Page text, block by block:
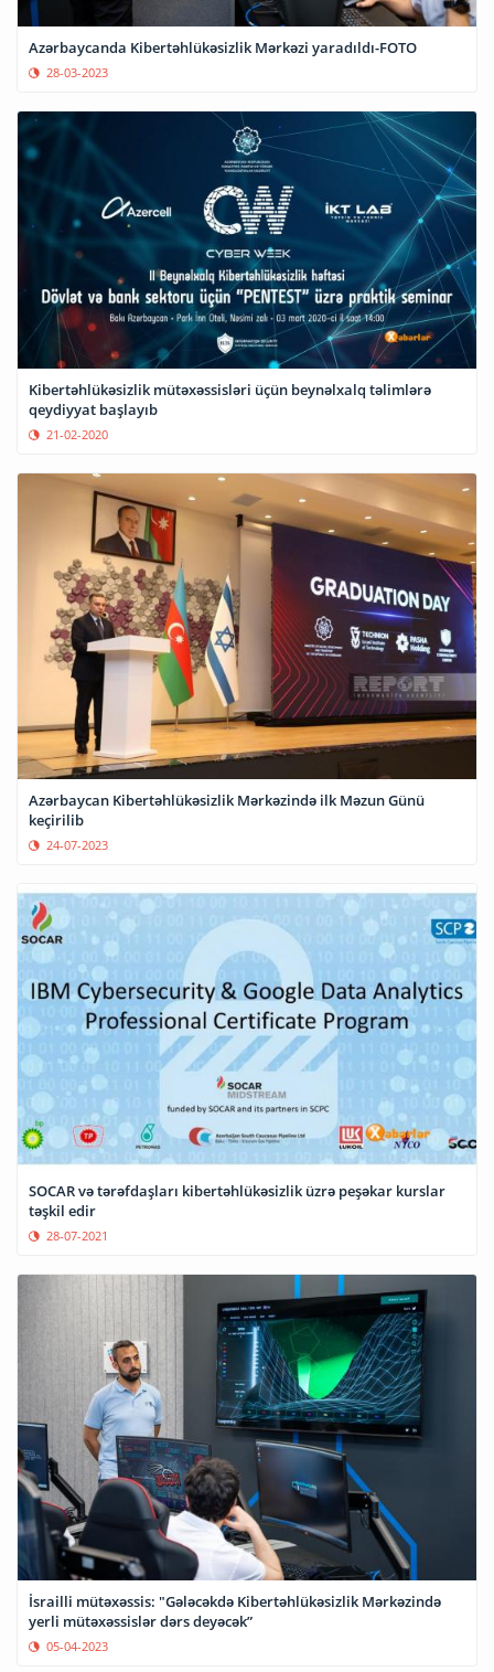
Azərbaycanda Kibertəhlükəsizlik Mərkəzi yaradıldı-FOTO
28-03-2023
Kibertəhlükəsizlik mütəxəssisləri üçün beynəlxalq təlimlərə
qeydiyyat başlayıb
21-02-2020
Azərbaycan Kibertəhlükəsizlik Mərkəzində ilk Məzun Günü
keçirilib
24-07-2023
SOCAR və tərəfdaşları kibertəhlükəsizlik üzrə peşəkar kurslar
təşkil edir
28-07-2021
İsrailli mütəxəssis: "Gələcəkdə Kibertəhlükəsizlik Mərkəzində
yerli mütəxəssislər dərs deyəcək”
05-04-2023